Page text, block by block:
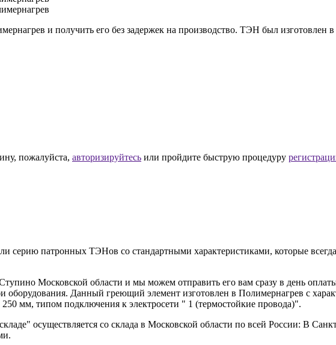
и получить его без задержек на производство. ТЭН был изготовлен
пожалуйста, авторизируйтесь или пройдите быструю процедуру
серию патронных ТЭНов со стандартными характеристиками, которые
Московской области и мы можем отправить его вам сразу в день
оборудования. Данный греющий элемент изготовлен в Полимернагрев с
мм, типом подключения к электросети " 1 (термостойкие провода)".
осуществляется со склада в Московской области по всей России: В